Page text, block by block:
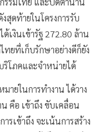
สุดท้ายในโครงการรับ
เงินเข้ารัฐ 272.80 ล้าน
ยที่เก็บรักษาอย่างดีก็ยัง
โภคและจำหน่ายได้
ายในการทำงาน ได้วาง
คือ เข้าถึง ขับเคลื่อน
รเข้าถึง จะเน้นการสร้าง